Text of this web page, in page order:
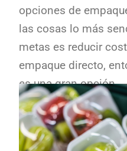
opciones de
las cosas lo más
metas es reducir
empaque directo,
es una gran opción.